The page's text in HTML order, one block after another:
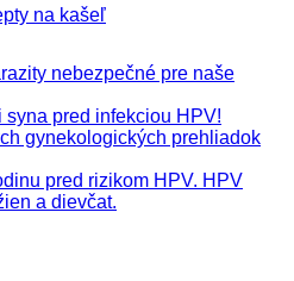
na kašeľ
nebezpečné pre naše
syna pred infekciou HPV!
gynekologických prehliadok
pred rizikom HPV. HPV
a dievčat.